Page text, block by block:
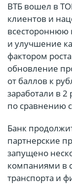
ВТБ вошел в
клиентов и
всестороннюю
и улучшение
фактором
обновление
от баллов к
заработали в
по сравнению
Банк
партнерские
запущено
компаниями в
транспорта и